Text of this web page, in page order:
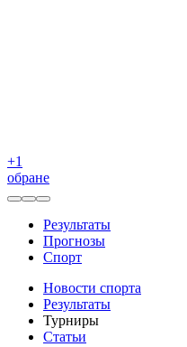
+1
обране
Результаты
Прогнозы
Спорт
Новости спорта
Результаты
Турниры
Статьи